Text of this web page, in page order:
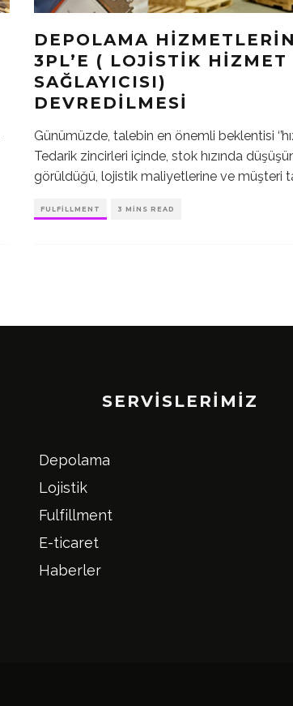
DEPOLAMA
3PL’E ( LOJISTIK HIZMET
SAĞLAYICISI)
DEVREDILMESI
Günümüzde, talebin en önemli beklentisi
Tedarik zincirleri içinde, stok hızında
görüldüğü, lojistik maliyetlerine ve müşteri
FULFILLMENT 3 MINS READ
SERVISLERIMIZ
Depolama
Lojistik
Fulfillment
E-ticaret
Haberler